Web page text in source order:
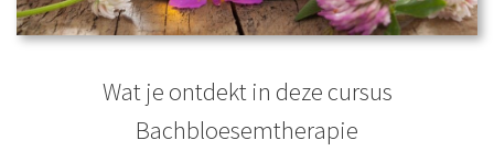
Wat je ontdekt in deze cursus
Bachbloesemtherapie